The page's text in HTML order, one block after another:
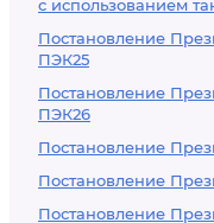
с использованием
Постановление
ПЭК25
Постановление
ПЭК26
Постановление
Постановление
Постановление